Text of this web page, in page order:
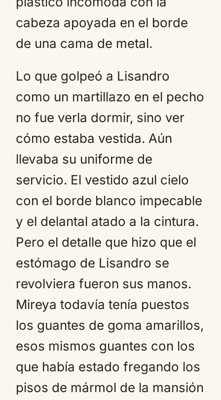
cabeza apoyada en el borde
de una cama de metal.
Lo que golpeó a Lisandro
como un martillazo en el pecho
no fue verla dormir, sino ver
cómo estaba vestida. Aún
llevaba su uniforme de
servicio. El vestido azul cielo
con el borde blanco impecable
y el delantal atado a la cintura.
Pero el detalle que hizo que el
estómago de Lisandro se
revolviera fueron sus manos.
Mireya todavía tenía puestos
los guantes de goma amarillos,
esos mismos guantes con los
que había estado fregando los
pisos de mármol de la mansión